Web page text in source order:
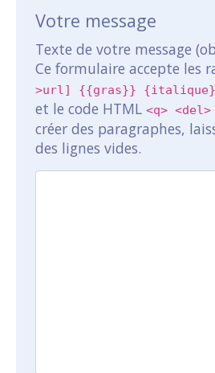
Votre message
Texte de votre message
Ce formulaire accepte les
>url] {{gras}} {italique}
et le code HTML <q>
créer des paragraphes,
des lignes vides.